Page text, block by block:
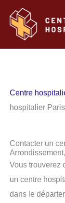
contenu
Centre
hospitalier
Contacter un
Vous trouverez
un centre
dans le